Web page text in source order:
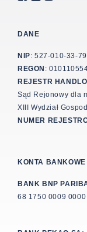
DANE
NIP: 527-010-33-79
REGON :
REJESTR
Sąd Rejonowy dla
XIII Wydział
NUMER
KONTA BANKOWE
BANK BNP
68 1750 0009